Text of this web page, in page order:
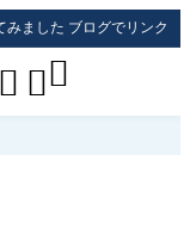
ました ブログでリンク
 